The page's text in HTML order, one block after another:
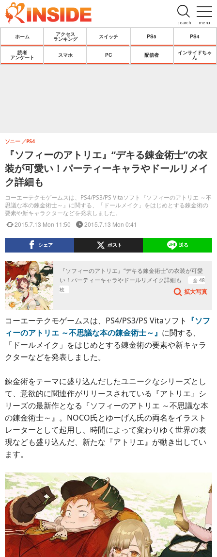
menu
search
ホーム
アクセス
ランキング
スイッチ PS5 PS4
読者
アンケート
スマホ PC 配信者
インサイドちゃ
ん
『ソフィーのアトリエ』“デキる錬金術士”の衣
装が可愛い！パーティーキャラやドールリメイ
ク詳細も
コーエーテクモゲームスは、PS4/PS3/PS Vitaソフト『ソフィーのアトリエ ～不
思議な本の錬金術士～』に関する、「ドールメイク」をはじめとする錬金術の
要素や新キャラクターなどを発表しました。
ソニー PS4
2015.7.13 Mon 11:50 2015.7.13 Mon 0:41
シェア ポスト 送る
『ソフィーのアトリエ』“デキる錬金術士”の衣装が可愛
い！パーティーキャラやドールリメイク詳細も
全 48
枚
拡大写真
コーエーテクモゲームスは、PS4/PS3/PS Vitaソフト 『ソフ
ィーのアトリエ ～不思議な本の錬金術士～』 に関する、
「ドールメイク」をはじめとする錬金術の要素や新キャラ
クターなどを発表しました。
錬金術をテーマに盛り込んだしたユニークなシリーズとし
て、意欲的に関連作がリリースされている『アトリエ』シ
リーズの最新作となる『ソフィーのアトリエ ～不思議な本
の錬金術士～』。NOCO氏とゆーげん氏の両名をイラスト
レーターとして起用し、時間によって変わりゆく世界の表
現なども盛り込んだ、新たな『アトリエ』が動き出してい
ます。